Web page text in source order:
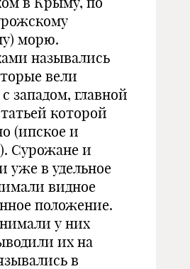
морю.
назывались
вели
западом, главной
которой
(ипское и
Сурожане и
уже в удельное
видное
положение.
у них
их на
в